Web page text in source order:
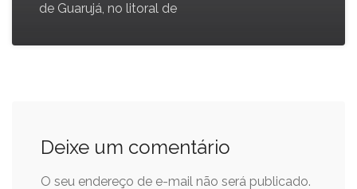
de Guarujá, no litoral de
Deixe um comentário
O seu endereço de e-mail não será publicado.